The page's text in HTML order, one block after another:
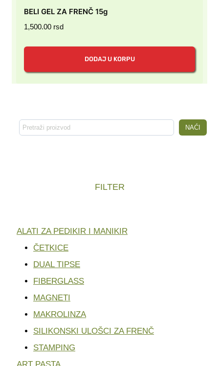
BELI GEL ZA FRENČ 15g
1,500.00 rsd
DODAJ U KORPU
NAĆI
FILTER
ALATI ZA PEDIKIR I MANIKIR
ČETKICE
DUAL TIPSE
FIBERGLASS
MAGNETI
MAKROLINZA
SILIKONSKI ULOŠCI ZA FRENČ
STAMPING